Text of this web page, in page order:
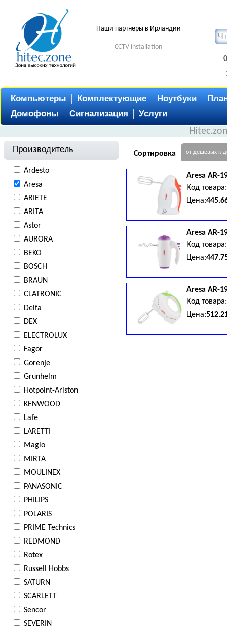
Наши партнеры в Ирландии
CCTV installation
Компьютеры Комплектующие Ноутбуки
Домофоны
Сигнализация Услуги
Производитель
Ardesto
Aresa
ARIETE
ARITA
Astor
AURORA
BEKO
BOSCH
BRAUN
CLATRONIC
Delfa
DEX
ELECTROLUX
Fagor
Gorenje
Grunhelm
Hotpoint-Ariston
KENWOOD
Lafe
LARETTI
Magio
MIRTA
MOULINEX
PANASONIC
PHILIPS
POLARIS
PRIME Technics
REDMOND
Rotex
Russell Hobbs
SATURN
SCARLETT
Sencor
SEVERIN
Сортировка от дешевых к
Aresa AR-
Код
Цена:
Aresa AR-
Код
Цена:
Aresa AR-
Код
Цена: